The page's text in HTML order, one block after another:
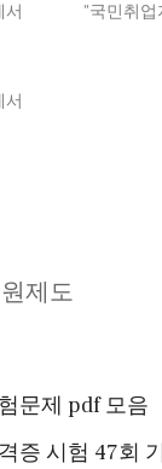
서
"국민취업
서
제도
문제 pdf 모음
증 시험 47회